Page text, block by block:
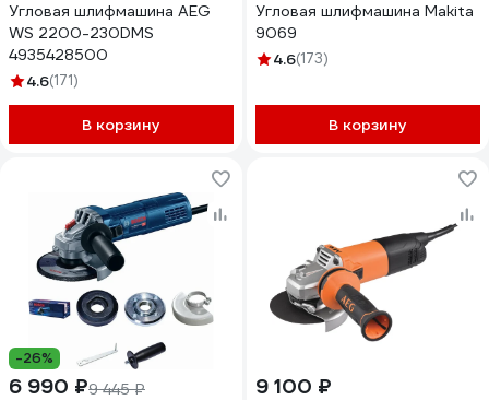
Угловая шлифмашина AEG
WS 2200-230DMS
4935428500
4.6(171)
В корзину
Угловая шлифмашина Makita
9069
4.6(173)
В корзину
-26%
6 990 ₽9 445 ₽
9 100 ₽